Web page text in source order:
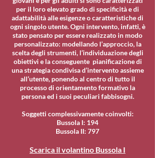
per il loro elevato grado di specificità e di
adattabilità alle esigenze o caratteristiche di
ogni singolo utente. Ogni intervento, infatti, è
stato pensato per essere realizzato in modo
personalizzato: modellando l’approccio, la
scelta degli strumenti, l’individuazione degli
obiettivi e la conseguente pianificazione di
una strategia condivisa d’intervento assieme
all’utente, ponendo al centro di tutto il
processo di orientamento formativo la
persona ed i suoi peculiari fabbisogni.
Soggetti complessivamente coinvolti:
Bussola I: 194
Bussola II: 797
Scarica il volantino Bussola I